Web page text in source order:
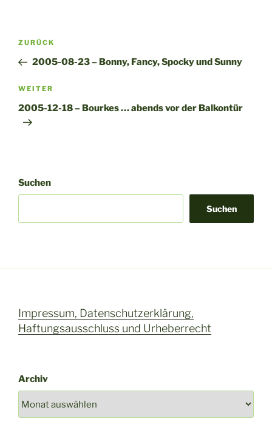
e
r
a
t
Beitragsnavigation
Vorheriger
Beitrag
ZURÜCK
2005-08-23 – Bonny, Fancy, Spocky und Sunny
Nächster
Beitrag
WEITER
2005-12-18 – Bourkes … abends vor der Balkontür
Suchen
Suchen
Impressum, Datenschutzerklärung,
Haftungsausschluss und Urheberrecht
Archiv